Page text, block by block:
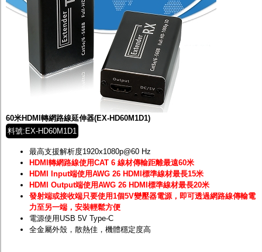
60米HDMI轉網路線延伸器(EX-HD60M1D1)
料號:EX-HD60M1D1
最高支援解析度1920x1080p@60 Hz
HDMI轉網路線使用CAT 6 線材傳輸距離最遠60米
HDMI Input端使用AWG 26 HDMI標準線材最長15米
HDMI Output端使用AWG 26 HDMI標準線材最長20米
發射端或接收端只要使用1個5V變壓器電源，即可透過網路線傳輸電
力至另一端，安裝輕鬆方便
電源使用USB 5V Type-C
全金屬外殼，散熱佳，機體穩定度高